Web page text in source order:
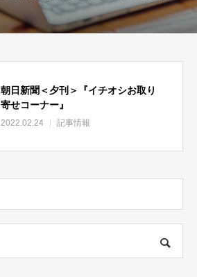
朝日新聞＜夕刊＞『イチオシお取り
寄せコーナー』
2022.02.24 記事情報